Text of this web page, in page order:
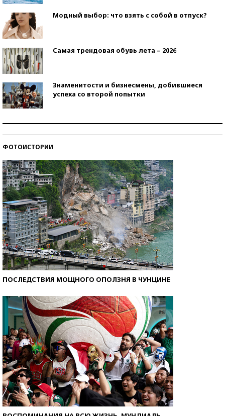
Модный выбор: что взять с собой в отпуск?
Самая трендовая обувь лета – 2026
Знаменитости и бизнесмены, добившиеся
успеха со второй попытки
ФОТОИСТОРИИ
ПОСЛЕДСТВИЯ МОЩНОГО ОПОЛЗНЯ В ЧУНЦИНЕ